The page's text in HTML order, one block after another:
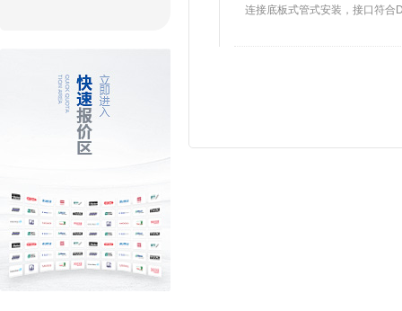
连接底板式管式安装，接口符合